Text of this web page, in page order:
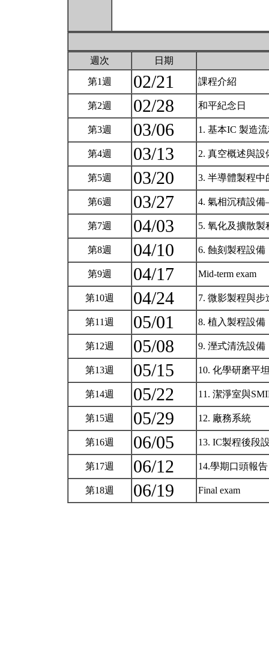
週次 日期
第1週 02/21 課程介紹
第2週 02/28 和平紀念日
第3週 03/06 1. 基本IC 製造
第4週 03/13 2. 真空概述與
第5週 03/20 3. 半導體製程
第6週 03/27 4. 氣相沉積設
第7週 04/03 5. 氧化及擴散
第8週 04/10 6. 蝕刻製程設備
第9週 04/17 Mid-term exam
第10週 04/24 7. 微影製程與
第11週 05/01 8. 植入製程設備
第12週 05/08 9. 溼式清洗設備
第13週 05/15 10. 化學研磨平
第14週 05/22 11. 潔淨室與
第15週 05/29 12. 廠務系統
第16週 06/05 13. IC製程後段
第17週 06/12 14.學期口頭報
第18週 06/19 Final exam